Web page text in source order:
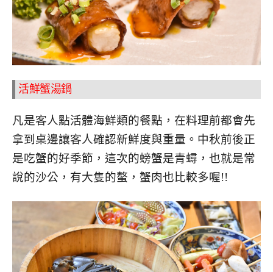
活鮮蟹湯鍋
凡是客人點活體海鮮類的餐點，在料理前都會先
拿到桌邊讓客人確認新鮮度與重量。中秋前後正
是吃蟹的好季節，這次的螃蟹是青蟳，也就是常
說的沙公，有大隻的螯，蟹肉也比較多喔!!